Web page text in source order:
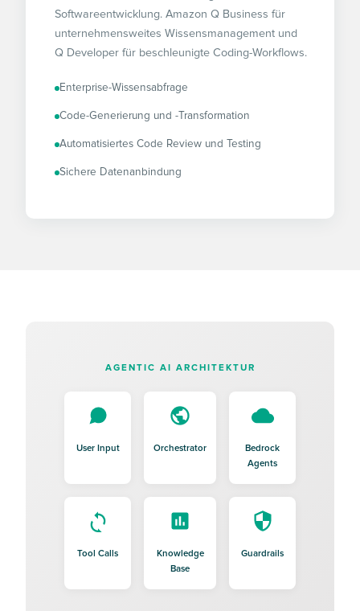
Softwareentwicklung. Amazon Q Business für
unternehmensweites Wissensmanagement und
Q Developer für beschleunigte Coding-Workflows.
Enterprise-Wissensabfrage
Code-Generierung und -Transformation
Automatisiertes Code Review und Testing
Sichere Datenanbindung
AGENTIC AI ARCHITEKTUR
User Input Orchestrator
Bedrock
Agents
Tool Calls
Knowledge
Base
Guardrails